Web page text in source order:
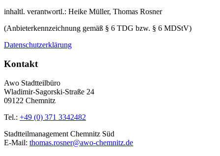
inhaltl. verantwortl.: Heike Müller, Thomas Rosner
(Anbieterkennzeichnung gemäß § 6 TDG bzw. § 6 MDStV)
Datenschutzerklärung
Kontakt
Awo Stadtteilbüro
Wladimir-Sagorski-Straße 24
09122 Chemnitz
Tel.: +49 (0) 371 3342482
Stadtteilmanagement Chemnitz Süd
E-Mail: thomas.rosner@awo-chemnitz.de